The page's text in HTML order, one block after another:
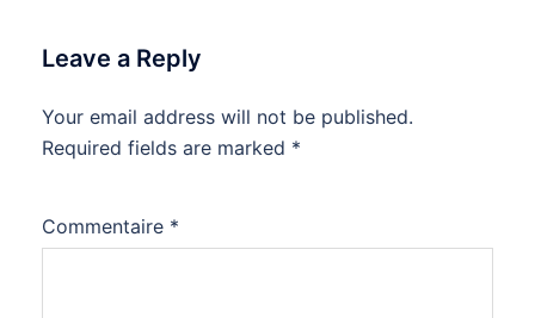
Leave a Reply
Your email address will not be published.
Required fields are marked *
Commentaire *